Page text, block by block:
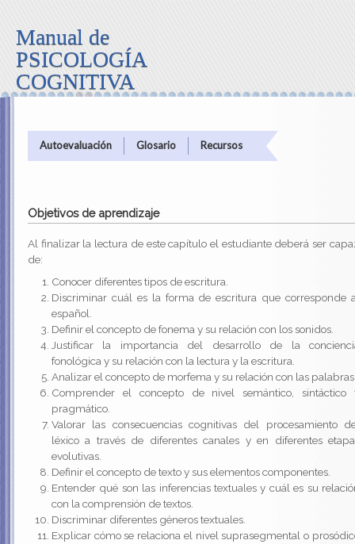
Manual de
PSICOLOGÍA
COGNITIVA
Autoevaluación Glosario Recursos
Objetivos de aprendizaje
Al finalizar la lectura de este capítulo el estudiante deberá ser
de:
Conocer diferentes tipos de escritura.
Discriminar cuál es la forma de escritura que corresponde
español.
Definir el concepto de fonema y su relación con los sonidos.
Justificar la importancia del desarrollo de la
fonológica y su relación con la lectura y la escritura.
Analizar el concepto de morfema y su relación con las
Comprender el concepto de nivel semántico, sintáctico
pragmático.
Valorar las consecuencias cognitivas del procesamiento
léxico a través de diferentes canales y en diferentes
evolutivas.
Definir el concepto de texto y sus elementos componentes.
Entender qué son las inferencias textuales y cuál es su
con la comprensión de textos.
Discriminar diferentes géneros textuales.
Explicar cómo se relaciona el nivel suprasegmental o